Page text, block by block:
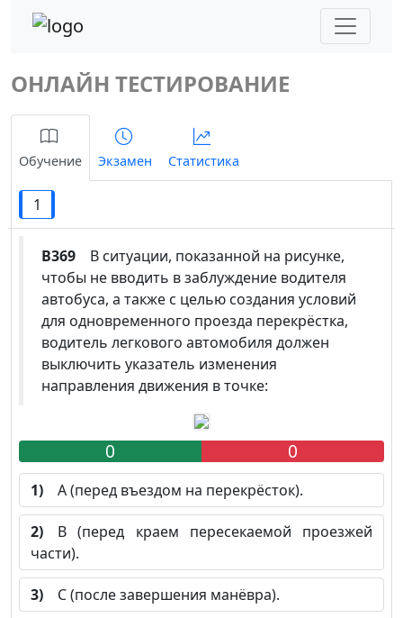
ОНЛАЙН ТЕСТИРОВАНИЕ
Обучение Экзамен Статистика
1
B369 В ситуации, показанной на рисунке,
чтобы не вводить в заблуждение водителя
автобуса, а также с целью создания условий
для одновременного проезда перекрёстка,
водитель легкового автомобиля должен
выключить указатель изменения
направления движения в точке:
0 0
1) А (перед въездом на перекрёсток).
2) В (перед краем пересекаемой проезжей
части).
3) С (после завершения манёвра).